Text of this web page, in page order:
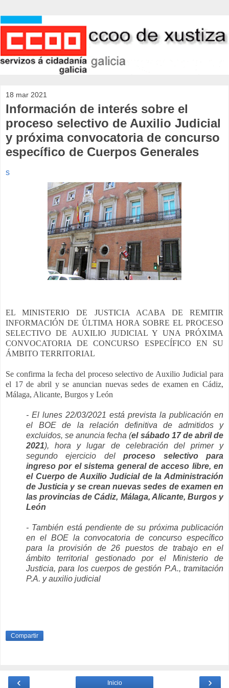
18 mar 2021
Información de interés sobre el
proceso selectivo de Auxilio Judicial
y próxima convocatoria de concurso
específico de Cuerpos Generales
s
EL MINISTERIO DE JUSTICIA ACABA DE REMITIR
INFORMACIÓN DE ÚLTIMA HORA SOBRE EL PROCESO
SELECTIVO DE AUXILIO JUDICIAL Y UNA PRÓXIMA
CONVOCATORIA DE CONCURSO ESPECÍFICO EN SU
ÁMBITO TERRITORIAL
Se confirma la fecha del proceso selectivo de Auxilio Judicial para
el 17 de abril y se anuncian nuevas sedes de examen en Cádiz,
Málaga, Alicante, Burgos y León
- El lunes 22/03/2021 está prevista la publicación en
el BOE de la relación definitiva de admitidos y
excluidos, se anuncia fecha (el sábado 17 de abril de
2021), hora y lugar de celebración del primer y
segundo ejercicio delproceso selectivo para
ingreso por el sistema general de acceso libre, en
el Cuerpo de Auxilio Judicial de la Administración
de Justicia y se crean nuevas sedes de examen en
las provincias de Cádiz, Málaga, Alicante, Burgos y
León
- También está pendiente de su próxima publicación
en el BOE la convocatoria de concurso específico
para la provisión de 26 puestos de trabajo en el
ámbito territorial gestionado por el Ministerio de
Justicia, para los cuerpos de gestión P.A., tramitación
P.A. y auxilio judicial
Compartir
‹ ›
Inicio